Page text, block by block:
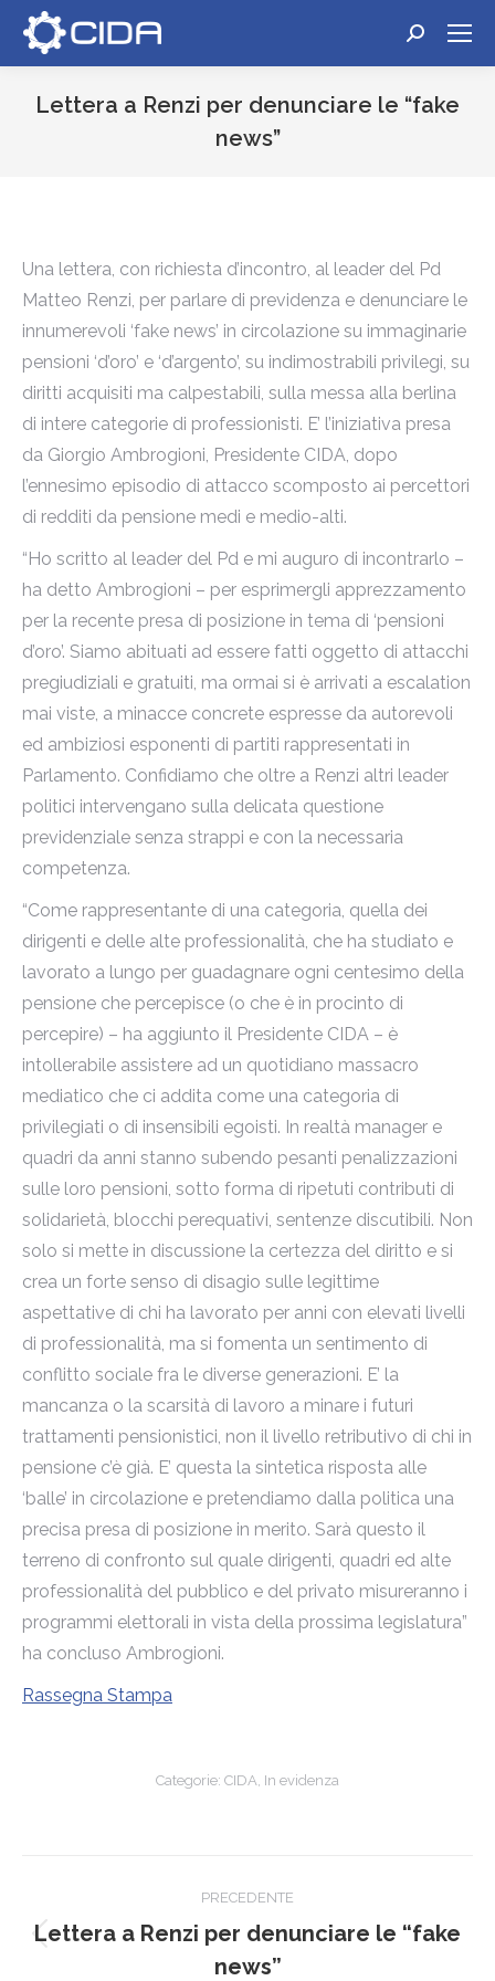
Cerca:
Lettera a Renzi per denunciare le “fake
news”
Una lettera, con richiesta d’incontro, al leader del Pd
Matteo Renzi, per parlare di previdenza e denunciare le
innumerevoli ‘fake news’ in circolazione su immaginarie
pensioni ‘d’oro’ e ‘d’argento’, su indimostrabili privilegi, su
diritti acquisiti ma calpestabili, sulla messa alla berlina
di intere categorie di professionisti. E’ l’iniziativa presa
da Giorgio Ambrogioni, Presidente CIDA, dopo
l’ennesimo episodio di attacco scomposto ai percettori
di redditi da pensione medi e medio-alti.
“Ho scritto al leader del Pd e mi auguro di incontrarlo –
ha detto Ambrogioni – per esprimergli apprezzamento
per la recente presa di posizione in tema di ‘pensioni
d’oro’. Siamo abituati ad essere fatti oggetto di attacchi
pregiudiziali e gratuiti, ma ormai si è arrivati a escalation
mai viste, a minacce concrete espresse da autorevoli
ed ambiziosi esponenti di partiti rappresentati in
Parlamento. Confidiamo che oltre a Renzi altri leader
politici intervengano sulla delicata questione
previdenziale senza strappi e con la necessaria
competenza.
“Come rappresentante di una categoria, quella dei
dirigenti e delle alte professionalità, che ha studiato e
lavorato a lungo per guadagnare ogni centesimo della
pensione che percepisce (o che è in procinto di
percepire) – ha aggiunto il Presidente CIDA – è
intollerabile assistere ad un quotidiano massacro
mediatico che ci addita come una categoria di
privilegiati o di insensibili egoisti. In realtà manager e
quadri da anni stanno subendo pesanti penalizzazioni
sulle loro pensioni, sotto forma di ripetuti contributi di
solidarietà, blocchi perequativi, sentenze discutibili. Non
solo si mette in discussione la certezza del diritto e si
crea un forte senso di disagio sulle legittime
aspettative di chi ha lavorato per anni con elevati livelli
di professionalità, ma si fomenta un sentimento di
conflitto sociale fra le diverse generazioni. E’ la
mancanza o la scarsità di lavoro a minare i futuri
trattamenti pensionistici, non il livello retributivo di chi in
pensione c’è già. E’ questa la sintetica risposta alle
‘balle’ in circolazione e pretendiamo dalla politica una
precisa presa di posizione in merito. Sarà questo il
terreno di confronto sul quale dirigenti, quadri ed alte
professionalità del pubblico e del privato misureranno i
programmi elettorali in vista della prossima legislatura”
ha concluso Ambrogioni.
Rassegna Stampa
Categorie: CIDA, In evidenza
tra
PRECEDENTE
Post
Lettera a Renzi per denunciare le “fake
news”